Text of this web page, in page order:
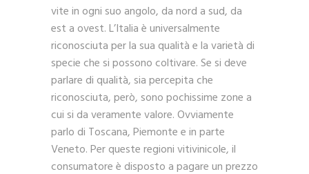
vite in ogni suo angolo, da nord a sud, da
est a ovest. L’Italia è universalmente
riconosciuta per la sua qualità e la varietà di
specie che si possono coltivare. Se si deve
parlare di qualità, sia percepita che
riconosciuta, però, sono pochissime zone a
cui si da veramente valore. Ovviamente
parlo di Toscana, Piemonte e in parte
Veneto. Per queste regioni vitivinicole, il
consumatore è disposto a pagare un prezzo